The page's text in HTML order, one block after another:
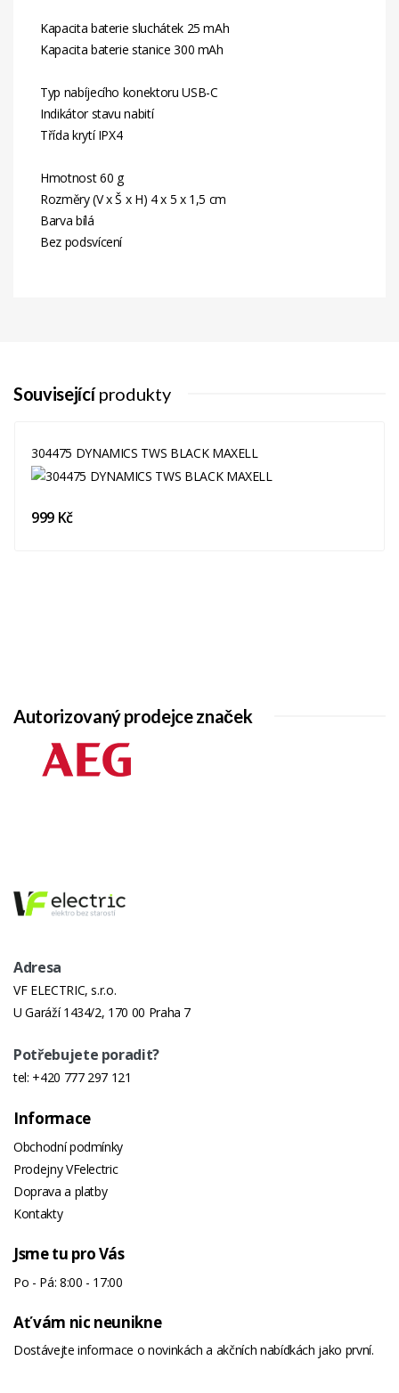
Kapacita baterie sluchátek 25 mAh
Kapacita baterie stanice 300 mAh
Typ nabíjecího konektoru USB-C
Indikátor stavu nabití
Třída krytí IPX4
Hmotnost 60 g
Rozměry (V x Š x H) 4 x 5 x 1,5 cm
Barva bílá
Bez podsvícení
Související produkty
304475 DYNAMICS TWS BLACK MAXELL
999 Kč
Autorizovaný prodejce značek
Adresa
VF ELECTRIC, s.r.o.
U Garáží 1434/2, 170 00 Praha 7
Potřebujete poradit?
tel: +420 777 297 121
Informace
Obchodní podmínky
Prodejny VFelectric
Doprava a platby
Kontakty
Jsme tu pro Vás
Po - Pá: 8:00 - 17:00
Ať vám nic neunikne
Dostávejte informace o novinkách a akčních nabídkách jako první.